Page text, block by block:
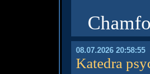
08.07.2026 20:58:55
Katedra